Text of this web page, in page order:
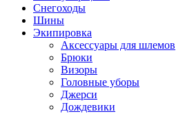
Снегоходы
Шины
Экипировка
Аксессуары для шлемов
Брюки
Визоры
Головные уборы
Джерси
Дождевики